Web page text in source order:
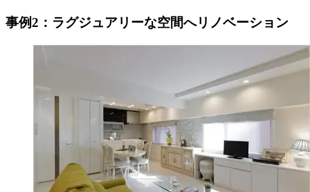
事例2：ラグジュアリーな空間へリノベーション